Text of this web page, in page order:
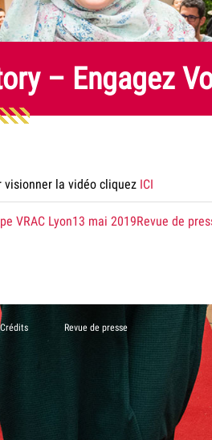
– Engagez
visionner la vidéo cliquez ICI
VRAC Lyonle
13 mai 2019dans
Revue de
Crédits Revue de presse